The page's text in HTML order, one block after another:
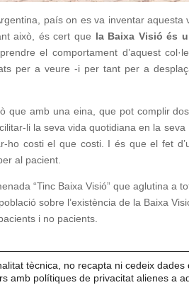
país on es va inventar
això, és cert que la Baixa Visió és
el comportament d’aquest
per a veure -i per tant per a
que amb una eina, que pot complir
li la seva vida quotidiana en la
ho costi el que costi. I és que el fet
al pacient.
“Tinc Baixa Visió” que aglutina a
sobre l’existència de la Baixa
i no pacients.
tècnica, no recapta ni cedeix
amb polítiques de privacitat alienes a